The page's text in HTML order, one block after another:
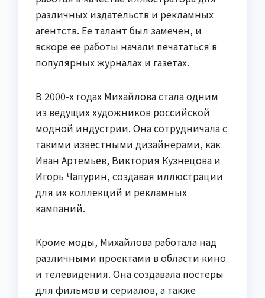
различных издательств и рекламных
агентств. Ее талант был замечен, и
вскоре ее работы начали печататься в
популярных журналах и газетах.
В 2000-х годах Михайлова стала одним
из ведущих художников российской
модной индустрии. Она сотрудничала с
такими известными дизайнерами, как
Иван Артемьев, Виктория Кузнецова и
Игорь Чапурин, создавая иллюстрации
для их коллекций и рекламных
кампаний.
Кроме моды, Михайлова работала над
различными проектами в области кино
и телевидения. Она создавала постеры
для фильмов и сериалов, а также